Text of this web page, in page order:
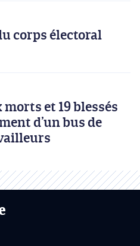
corps électoral
et 19 blessés
d’un bus de